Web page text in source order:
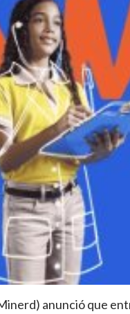
anunció que